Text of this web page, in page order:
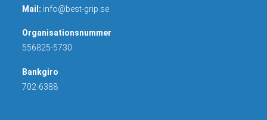
Mail: info@best-grip.se
Organisationsnummer
556825-5730
Bankgiro
702-6388